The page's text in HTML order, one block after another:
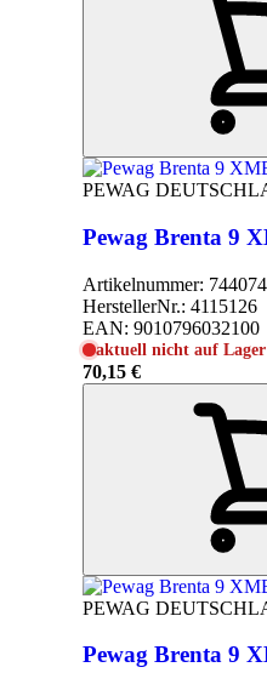
PEWAG
Pewag Brenta 9
Artikelnummer:
HerstellerNr.: 4115126
EAN: 9010796032100
aktuell nicht auf Lager
70,15 €
PEWAG
Pewag Brenta 9